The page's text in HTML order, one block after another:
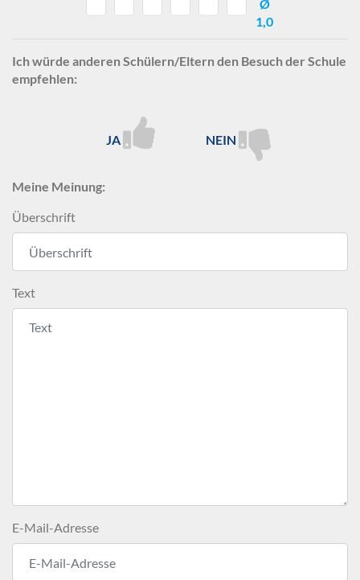
Ø
1,0
Ich würde anderen Schülern/Eltern den Besuch der Schule
empfehlen:
JA NEIN
Meine Meinung:
Überschrift
Text
E-Mail-Adresse